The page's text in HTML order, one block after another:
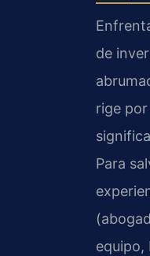
de
rige
Para
equipo,